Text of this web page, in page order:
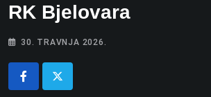
RK Bjelovara
30. TRAVNJA 2026.